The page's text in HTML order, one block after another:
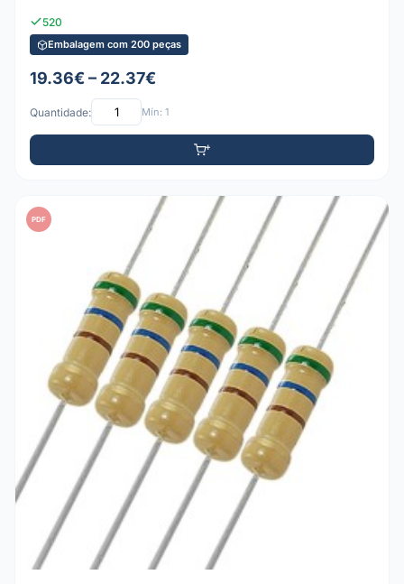
520
Embalagem com 200 peças
19.36€ – 22.37€
Quantidade: Mín: 1
PDF